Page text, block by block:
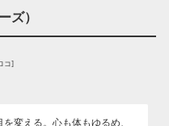
ズ）
コ]
変える。心も体もゆるめ、